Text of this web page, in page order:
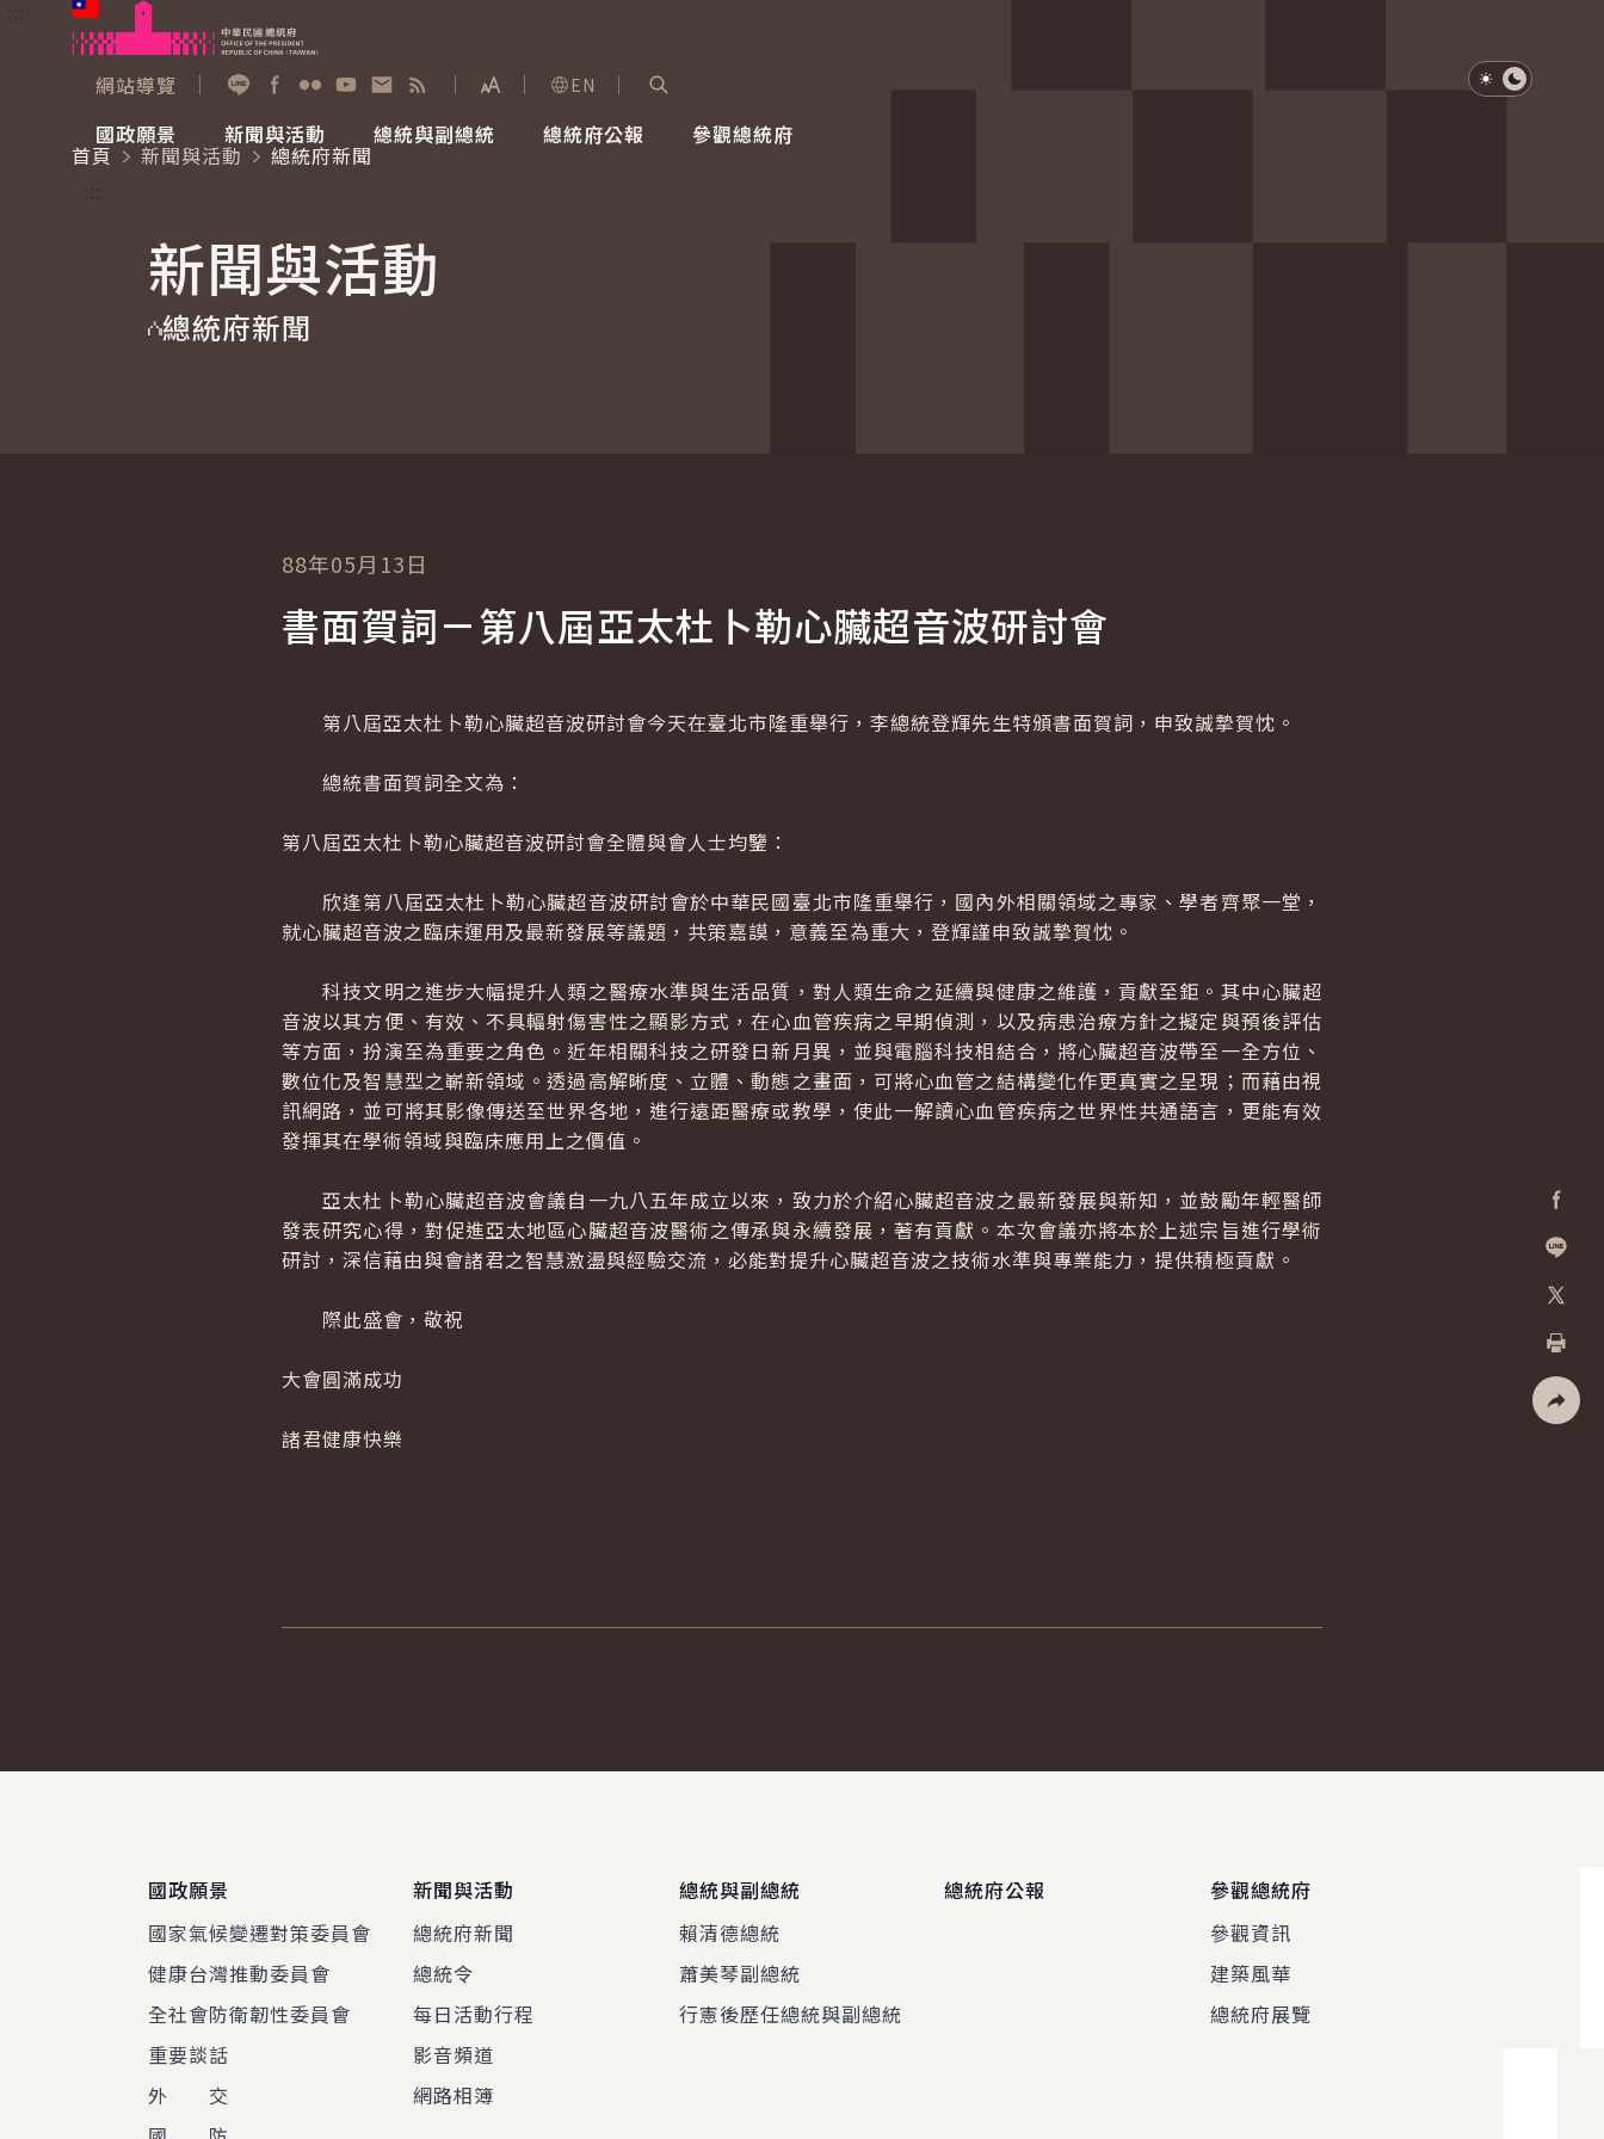
跳到主要內容
網站導覽
展開字級選單
EN
國政願景
國家氣候變遷對策委員會
重要談話
新聞與活動
總統府新聞
影音頻道
總統與副總統
賴清德總統
總統府公報 參觀總統府
參觀資訊
淺色模式
深色模式
首頁
新聞與活動
總統府新聞
新聞與活動
總統府新聞
加入好
列印
88年05月13日
書面賀詞－第八屆亞太杜卜勒心臟超音波研討會
第八屆亞太杜卜勒心臟超音波研討會今天在臺北市隆重舉行，李總統登輝先生特頒書面賀詞，申致誠摯賀忱。
總統書面賀詞全文為：
第八屆亞太杜卜勒心臟超音波研討會全體與會人士均鑒：
欣逢第八屆亞太杜卜勒心臟超音波研討會於中華民國臺北市隆重舉行，國內外相關領域之專家、學者齊聚一堂，
就心臟超音波之臨床運用及最新發展等議題，共策嘉謨，意義至為重大，登輝謹申致誠摯賀忱。
科技文明之進步大幅提升人類之醫療水準與生活品質，對人類生命之延續與健康之維護，貢獻至鉅。其中心臟超
音波以其方便、有效、不具輻射傷害性之顯影方式，在心血管疾病之早期偵測，以及病患治療方針之擬定與預後評估
等方面，扮演至為重要之角色。近年相關科技之研發日新月異，並與電腦科技相結合，將心臟超音波帶至一全方位、
數位化及智慧型之嶄新領域。透過高解晰度、立體、動態之畫面，可將心血管之結構變化作更真實之呈現；而藉由視
訊網路，並可將其影像傳送至世界各地，進行遠距醫療或教學，使此一解讀心血管疾病之世界性共通語言，更能有效
發揮其在學術領域與臨床應用上之價值。
亞太杜卜勒心臟超音波會議自一九八五年成立以來，致力於介紹心臟超音波之最新發展與新知，並鼓勵年輕醫師
發表研究心得，對促進亞太地區心臟超音波醫術之傳承與永續發展，著有貢獻。本次會議亦將本於上述宗旨進行學術
研討，深信藉由與會諸君之智慧激盪與經驗交流，必能對提升心臟超音波之技術水準與專業能力，提供積極貢獻。
際此盛會，敬祝
大會圓滿成功
諸君健康快樂
國政願景
國家氣候變遷對策委員會
健康台灣推動委員會
全社會防衛韌性委員會
重要談話
外 交
新聞與活動
總統府新聞
總統令
每日活動行程
影音頻道
網路相簿
總統與副總統
賴清德總統
蕭美琴副總統
行憲後歷任總統與副總統
總統府公報
參觀總統府
參觀資訊
建築風華
總統府展覽